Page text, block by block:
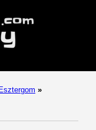
»